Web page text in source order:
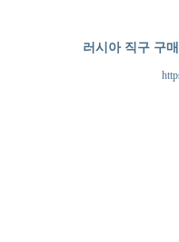
러시아 직구 구